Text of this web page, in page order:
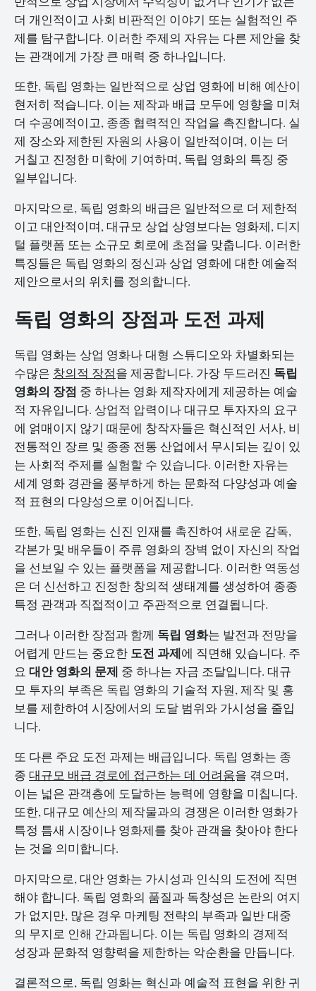
더 개인적이고 사회 비판적인 이야기 또는 실험적인 주
제를 탐구합니다. 이러한 주제의 자유는 다른 제안을 찾
는 관객에게 가장 큰 매력 중 하나입니다.
또한, 독립 영화는 일반적으로 상업 영화에 비해 예산이
현저히 적습니다. 이는 제작과 배급 모두에 영향을 미쳐
더 수공예적이고, 종종 협력적인 작업을 촉진합니다. 실
제 장소와 제한된 자원의 사용이 일반적이며, 이는 더
거칠고 진정한 미학에 기여하며, 독립 영화의 특징 중
일부입니다.
마지막으로, 독립 영화의 배급은 일반적으로 더 제한적
이고 대안적이며, 대규모 상업 상영보다는 영화제, 디지
털 플랫폼 또는 소규모 회로에 초점을 맞춥니다. 이러한
특징들은 독립 영화의 정신과 상업 영화에 대한 예술적
제안으로서의 위치를 정의합니다.
독립 영화의 장점과 도전 과제
독립 영화는 상업 영화나 대형 스튜디오와 차별화되는
수많은 창의적 장점을 제공합니다. 가장 두드러진 독립
영화의 장점 중 하나는 영화 제작자에게 제공하는 예술
적 자유입니다. 상업적 압력이나 대규모 투자자의 요구
에 얽매이지 않기 때문에 창작자들은 혁신적인 서사, 비
전통적인 장르 및 종종 전통 산업에서 무시되는 깊이 있
는 사회적 주제를 실험할 수 있습니다. 이러한 자유는
세계 영화 경관을 풍부하게 하는 문화적 다양성과 예술
적 표현의 다양성으로 이어집니다.
또한, 독립 영화는 신진 인재를 촉진하여 새로운 감독,
각본가 및 배우들이 주류 영화의 장벽 없이 자신의 작업
을 선보일 수 있는 플랫폼을 제공합니다. 이러한 역동성
은 더 신선하고 진정한 창의적 생태계를 생성하여 종종
특정 관객과 직접적이고 주관적으로 연결됩니다.
그러나 이러한 장점과 함께 독립 영화는 발전과 전망을
어렵게 만드는 중요한 도전 과제에 직면해 있습니다. 주
요 대안 영화의 문제 중 하나는 자금 조달입니다. 대규
모 투자의 부족은 독립 영화의 기술적 자원, 제작 및 홍
보를 제한하여 시장에서의 도달 범위와 가시성을 줄입
니다.
또 다른 주요 도전 과제는 배급입니다. 독립 영화는 종
종 대규모 배급 경로에 접근하는 데 어려움을 겪으며,
이는 넓은 관객층에 도달하는 능력에 영향을 미칩니다.
또한, 대규모 예산의 제작물과의 경쟁은 이러한 영화가
특정 틈새 시장이나 영화제를 찾아 관객을 찾아야 한다
는 것을 의미합니다.
마지막으로, 대안 영화는 가시성과 인식의 도전에 직면
해야 합니다. 독립 영화의 품질과 독창성은 논란의 여지
가 없지만, 많은 경우 마케팅 전략의 부족과 일반 대중
의 무지로 인해 간과됩니다. 이는 독립 영화의 경제적
성장과 문화적 영향력을 제한하는 악순환을 만듭니다.
결론적으로, 독립 영화는 혁신과 예술적 표현을 위한 귀